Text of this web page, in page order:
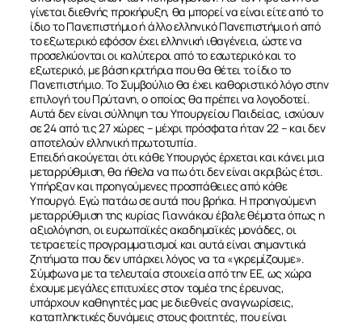
γίνεται διεθνής προκήρυξη, θα μπορεί να είναι είτε από το
ίδιο το Πανεπιστήμιο ή άλλο ελληνικό Πανεπιστήμιο ή από
το εξωτερικό εφόσον έχει ελληνική ιθαγένεια, ώστε να
προσελκύονται οι καλύτεροι από το εσωτερικό και το
εξωτερικό, με βάση κριτήρια που θα θέτει το ίδιο το
Πανεπιστήμιο. Το Συμβούλιο θα έχει καθοριστικό λόγο στην
επιλογή του Πρύτανη, ο οποίος θα πρέπει να λογοδοτεί.
Αυτά δεν είναι σύλληψη του Υπουργείου Παιδείας, ισχύουν
σε 24 από τις 27 χώρες – μέχρι πρόσφατα ήταν 22 – και δεν
αποτελούν ελληνική πρωτοτυπία.
Επειδή ακούγεται ότι κάθε Υπουργός έρχεται και κάνει μια
μεταρρύθμιση, θα ήθελα να πω ότι δεν είναι ακριβώς έτσι.
Υπήρξαν και προηγούμενες προσπάθειες από κάθε
Υπουργό. Εγώ πατάω σε αυτά που βρήκα. Η προηγούμενη
μεταρρύθμιση της κυρίας Γιαννάκου έβαλε θέματα όπως η
αξιολόγηση, οι ευρωπαϊκές ακαδημαϊκές μονάδες, οι
τετραετείς προγραμματισμοί και αυτά είναι σημαντικά
ζητήματα που δεν υπάρχει λόγος να τα «γκρεμίζουμε».
Σύμφωνα με τα τελευταία στοιχεία από την ΕΕ, ως χώρα
έχουμε μεγάλες επιτυχίες στον τομέα της έρευνας,
υπάρχουν καθηγητές μας με διεθνείς αναγνωρίσεις,
καταπληκτικές δυνάμεις στους φοιτητές, που είναι